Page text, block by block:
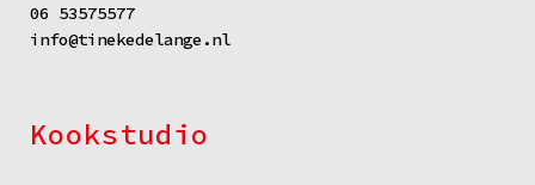
06 53575577
info@tinekedelange.nl
Kookstudio